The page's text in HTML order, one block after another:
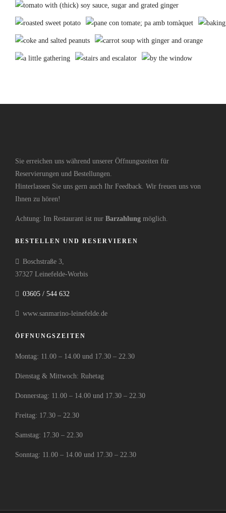
Sie erreichen uns während unserer Öffnungszeiten für
Reservierungen und Bestellungen.
Hinterlassen Sie uns gern auch Ihr Feedback. Wir freuen uns von
Ihnen zu hören!
Achtung: Im Restaurant ist nur Barzahlung möglich.
BESTELLEN UND RESERVIEREN
Boschstraße 3,
37327 Leinefelde-Worbis
03605 / 544 632
www.sanmarino-leinefelde.de
ÖFFNUNGSZEITEN
Montag: 11.00 – 14.00 und 17.30 – 22.30
Dienstag & Mittwoch: Ruhetag
Donnerstag: 11.00 – 14.00 und 17.30 – 22.30
Freitag: 17.30 – 22.30
Samstag: 17.30 – 22.30
Sonntag: 11.00 – 14.00 und 17.30 – 22.30